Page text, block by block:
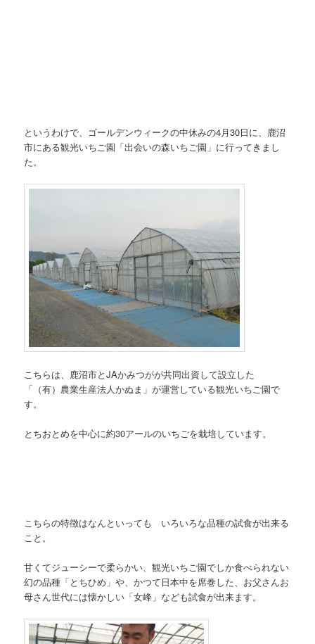
というわけで、ゴールデンウィークの中休みの4月30日に、鹿沼
市にある観光いちご園「出会いの森いちご園」に行ってきまし
た。
こちらは、鹿沼市とJAかみつがが共同出資して設立した
「（有）農業生産法人かぬま」が運営している観光いちご園で
す。
とちおとめを中心に約30アールのいちごを栽培しています。
こちらの特徴はなんといっても いろいろな品種の試食が出来る
こと。
甘くてジューシーで柔らかい、観光いちご園でしか食べられない
幻の品種「とちひめ」や、かつて日本中を席巻した、お父さんお
母さん世代には懐かしい「女峰」なども試食が出来ます。